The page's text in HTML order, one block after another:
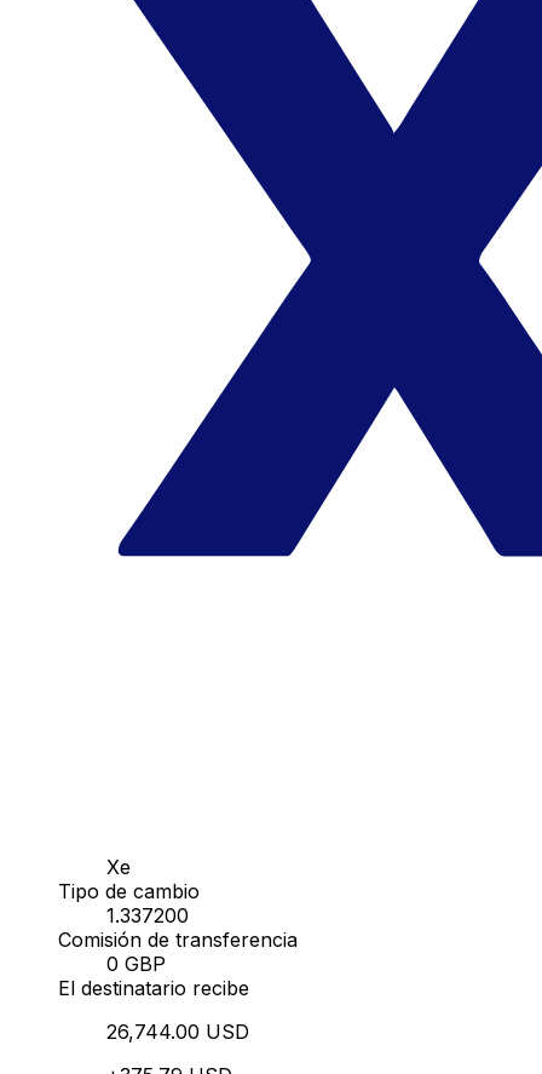
Xe
Tipo de cambio
1.337200
Comisión de transferencia
0 GBP
El destinatario recibe
26,744.00 USD